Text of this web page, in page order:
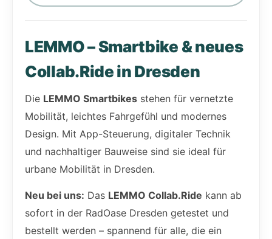
LEMMO – Smartbike & neues
Collab.Ride in Dresden
Die LEMMO Smartbikes stehen für vernetzte
Mobilität, leichtes Fahrgefühl und modernes
Design. Mit App-Steuerung, digitaler Technik
und nachhaltiger Bauweise sind sie ideal für
urbane Mobilität in Dresden.
Neu bei uns: Das LEMMO Collab.Ride kann ab
sofort in der RadOase Dresden getestet und
bestellt werden – spannend für alle, die ein